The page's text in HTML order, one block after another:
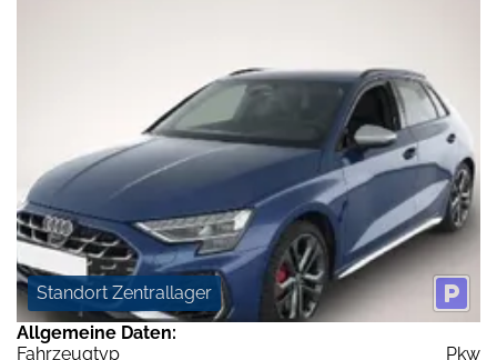
Standort Zentrallager
Allgemeine Daten:
Fahrzeugtyp
Pkw